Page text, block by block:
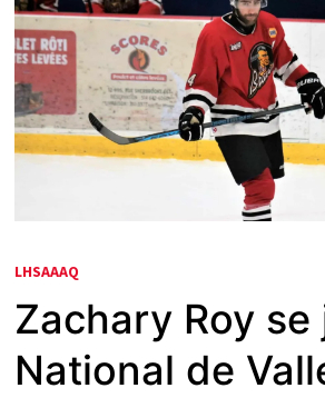
LHSAAAQ
Zachary Roy
National de